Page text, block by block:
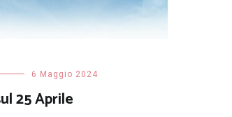
6 Maggio 2024
25 Aprile